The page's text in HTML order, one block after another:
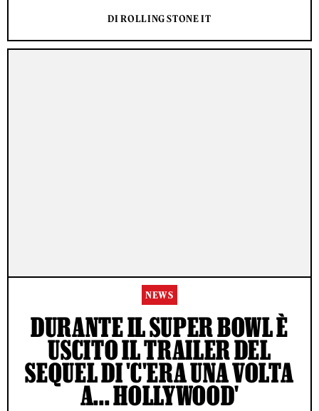
DI ROLLING STONE IT
NEWS
DURANTE IL SUPER BOWL È
USCITO IL TRAILER DEL
SEQUEL DI 'C'ERA UNA VOLTA
A... HOLLYWOOD'